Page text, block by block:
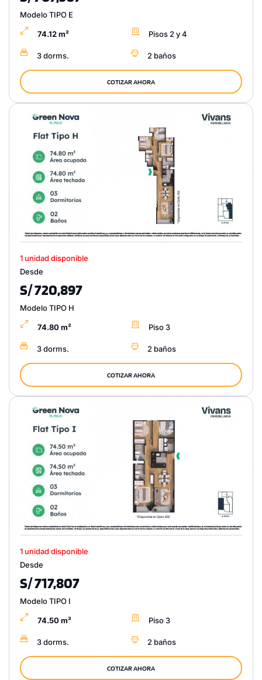
Modelo TIPO E
74.12 m² Pisos 2 y 4
3 dorms. 2 baños
COTIZAR AHORA
1 unidad disponible
Desde
S/ 720,897
Modelo TIPO H
74.80 m² Piso 3
3 dorms. 2 baños
COTIZAR AHORA
1 unidad disponible
Desde
S/ 717,807
Modelo TIPO I
74.50 m² Piso 3
3 dorms. 2 baños
COTIZAR AHORA